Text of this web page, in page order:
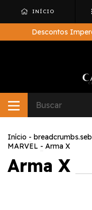
INÍCIO
Descontos
Início -
MARVEL - Arma X
Arma X